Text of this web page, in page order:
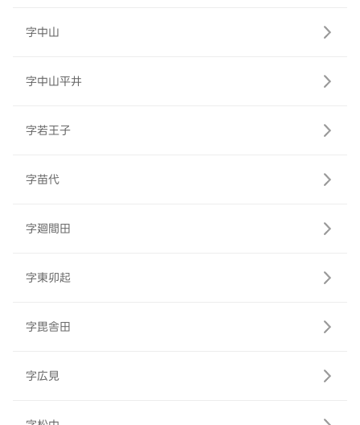
字中山
字中山平井
字若王子
字苗代
字廻間田
字東卯起
字毘舎田
字広見